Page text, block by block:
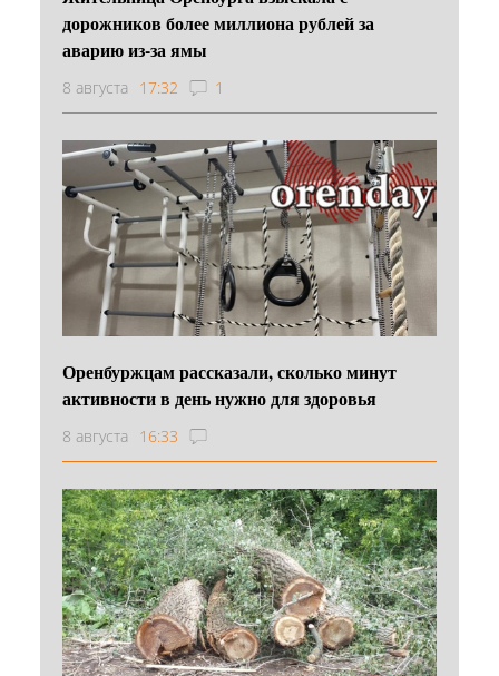
дорожников более миллиона рублей за
аварию из-за ямы
8 августа 17:32 1
Оренбуржцам рассказали, сколько минут
активности в день нужно для здоровья
8 августа 16:33